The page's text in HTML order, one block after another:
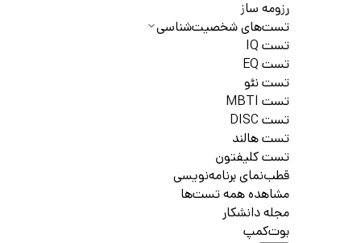
رزومه ساز
تست‌های شخصیت‌شناسی
تست IQ
تست EQ
تست نئو
تست MBTI
تست DISC
تست هالند
تست کلیفتون
قطب‌نمای برنامه‌نویسی
مشاهده همه تست‌ها
مجله دانشکار
بوت‌کمپ